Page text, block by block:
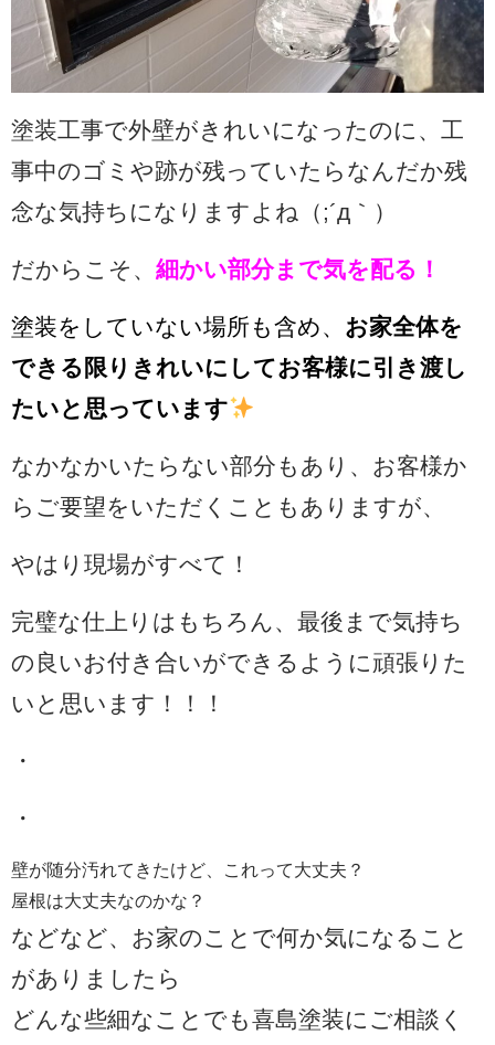
塗装工事で外壁がきれいになったのに、工
事中のゴミや跡が残っていたらなんだか残
念な気持ちになりますよね（;´д｀）
だからこそ、 細かい部分まで気を配る！
塗装をしていない場所も含め、 お家全体を
できる限りきれいにしてお客様に引き渡し
たいと思っています
なかなかいたらない部分もあり、お客様か
らご要望をいただくこともありますが、
やはり現場がすべて！
完璧な仕上りはもちろん、最後まで気持ち
の良いお付き合いができるように頑張りた
いと思います！！！
・
・
壁が随分汚れてきたけど、これって大丈夫？
屋根は大丈夫なのかな？
などなど、お家のことで何か気になること
がありましたら
どんな些細なことでも喜島塗装にご相談く